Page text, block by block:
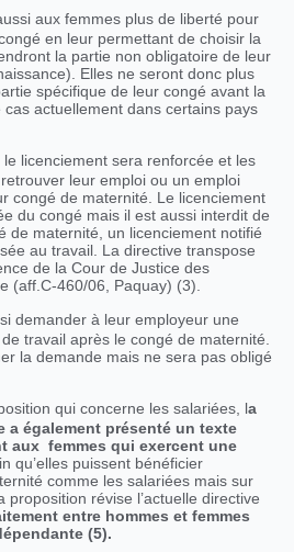
aux femmes plus de liberté pour
en leur permettant de choisir la
la partie non obligatoire de leur
Elles ne seront donc plus
spécifique de leur congé avant la
cas actuellement dans certains pays
licenciement sera renforcée et les
leur emploi ou un emploi
congé de maternité. Le licenciement
du congé mais il est aussi interdit de
de maternité, un licenciement notifié
au travail. La directive transpose
de la Cour de Justice des
(aff.C-460/06, Paquay) (3).
demander à leur employeur une
travail après le congé de maternité.
la demande mais ne sera pas obligé
qui concerne les salariées, la
a également présenté un texte
aux femmes qui exercent une
qu’elles puissent bénéficier
comme les salariées mais sur
révise l’actuelle directive
entre hommes et femmes
(5).